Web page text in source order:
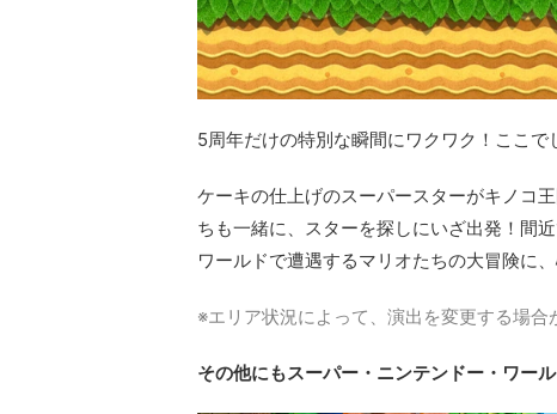
5周年だけの特別な瞬間にワクワク！ここで
ケーキの仕上げのスーパースターがキノコ
ちも一緒に、スターを探しにいざ出発！間
ワールドで遭遇するマリオたちの大冒険に
※エリア状況によって、演出を変更する場合
その他にもスーパー・ニンテンドー・ワー